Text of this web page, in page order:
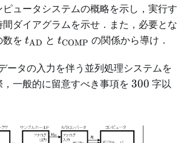
ュータシステムの概略を示し，実行す
ダイアグラムを示せ．また，必要とな
数を t_{\text{AD}}
tAD と t_{\text{COMP}}
tCOMP の関係から導け．
ータの入力を伴う並列処理システムを
一般的に留意すべき事項を 300
300 字以